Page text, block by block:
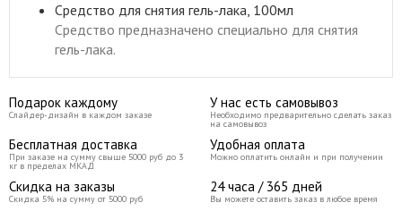
Средство для снятия гель-лака, 100мл
Средство предназначено специально для снятия
гель-лака.
Подарок каждому
Слайдер-дизайн в каждом заказе
У нас есть самовывоз
Необходимо предварительно сделать заказ
на самовывоз
Бесплатная доставка
При заказе на сумму свыше 5000 руб до 3
кг в пределах МКАД
Удобная оплата
Можно оплатить онлайн и при получении
Скидка на заказы
Скидка 5% на сумму от 5000 руб
24 часа / 365 дней
Вы можете оставить заказ в любое время